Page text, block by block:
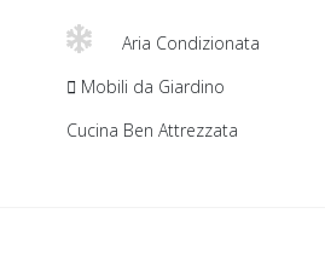
Aria Condizionata
Mobili da Giardino
Cucina Ben Attrezzata